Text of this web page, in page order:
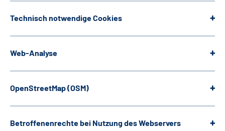
Technisch notwendigeCookies
Web-Analyse
OpenStreetMap(OSM)
Betroffenenrechte bei Nutzung des Webservers